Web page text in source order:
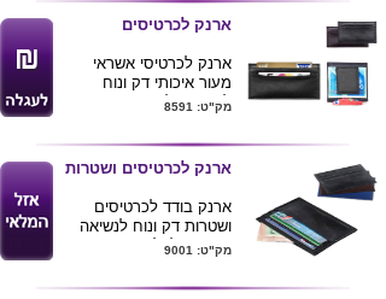
המוצר
ארנק לכרטיסים
ארנק לכרטיסי אשראי
מעור איכותי דק ונוח
להכנסה לכיס
המתאים לשטרות
צבע שחור
ניתן למתג או להטביע לוגו
חברה
7X10
מק"ט: 8591
ארנק לכרטיסים ושטרות
ארנק בודד לכרטיסים
ושטרות דק ונוח לנשיאה
והכנסה לכל כיס
מגיע בצבעים חום שחור
מק"ט: 9001